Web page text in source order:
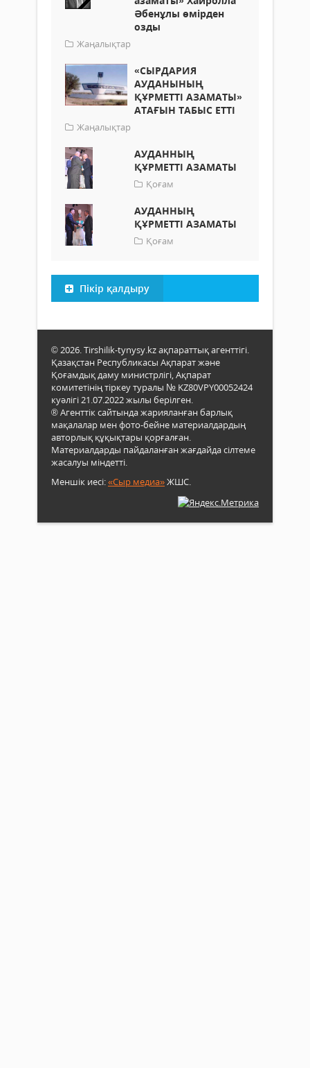
Әбенұлы өмірден
озды
Жаңалықтар
«СЫРДАРИЯ
АУДАНЫНЫҢ
ҚҰРМЕТТІ АЗАМАТЫ»
АТАҒЫН ТАБЫС ЕТТІ
Жаңалықтар
АУДАННЫҢ
ҚҰРМЕТТІ АЗАМАТЫ
Қоғам
АУДАННЫҢ
ҚҰРМЕТТІ АЗАМАТЫ
Қоғам
Пікір қалдыру
© 2026. Tirshilik-tynysy.kz ақпараттық агенттігі.
Қазақстан Республикасы Ақпарат және
Қоғамдық даму министрлігі, Ақпарат
комитетінің тіркеу туралы № KZ80VPY00052424
куәлігі 21.07.2022 жылы берілген.
® Агенттік сайтында жарияланған барлық
мақалалар мен фото-бейне материалдардың
авторлық құқықтары қорғалған.
Материалдарды пайдаланған жағдайда сілтеме
жасалуы міндетті.
Меншік иесі:«Сыр медиа»ЖШС.